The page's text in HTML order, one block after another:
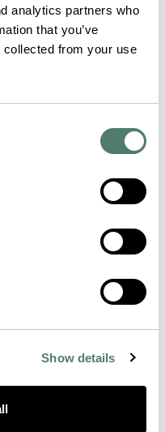
analytics partners who
that you’ve
collected from your use
Show details